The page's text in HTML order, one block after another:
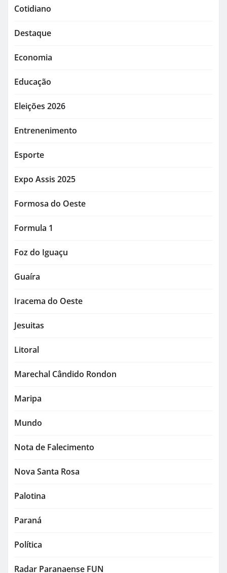
Cotidiano
Destaque
Economia
Educação
Eleições 2026
Entrenenimento
Esporte
Expo Assis 2025
Formosa do Oeste
Formula 1
Foz do Iguaçu
Guaíra
Iracema do Oeste
Jesuitas
Litoral
Marechal Cândido Rondon
Maripa
Mundo
Nota de Falecimento
Nova Santa Rosa
Palotina
Paraná
Política
Radar Paranaense FUN